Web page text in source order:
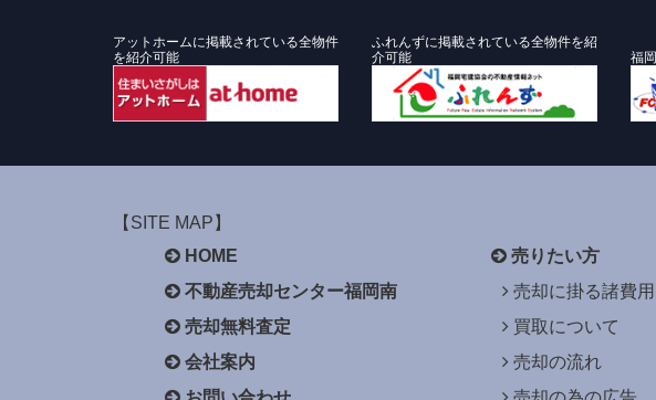
アットホームに掲載されている全物件
を紹介可能
ふれんずに掲載されている全物件を紹
介可能
福
【SITE MAP】
HOME
不動産売却センター福岡南
売却無料査定
会社案内
売りたい方
売却に掛る諸費
買取について
売却の流れ